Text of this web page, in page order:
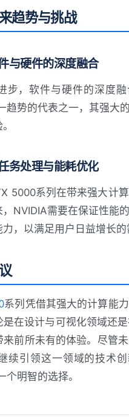
趋势与挑战
与硬件的深度融合
步，软件与硬件的深度
趋势的代表之一，其强大
务处理与能耗优化
5000系列在带来强大计
NVIDIA需要在保证性能
，以满足用户日益增长的
系列凭借其强大的计算能
是在设计与可视化领域还
前所未有的体验。尽管
续引领这一领域的技术
明智的选择。